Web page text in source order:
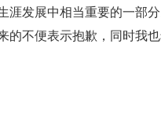
涯发展中相当重要的一部
的不便表示抱歉，同时我